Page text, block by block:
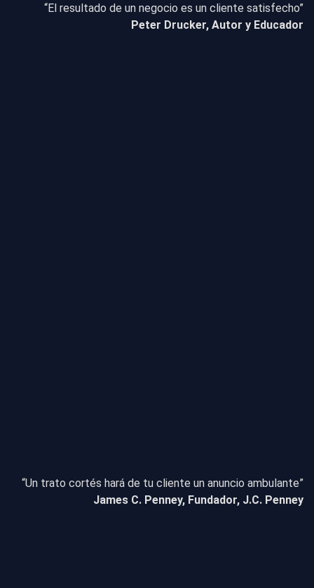
“El resultado de un negocio es un cliente satisfecho”
Peter Drucker, Autor y Educador
“Un trato cortés hará de tu cliente un anuncio ambulante”
James C. Penney, Fundador, J.C. Penney